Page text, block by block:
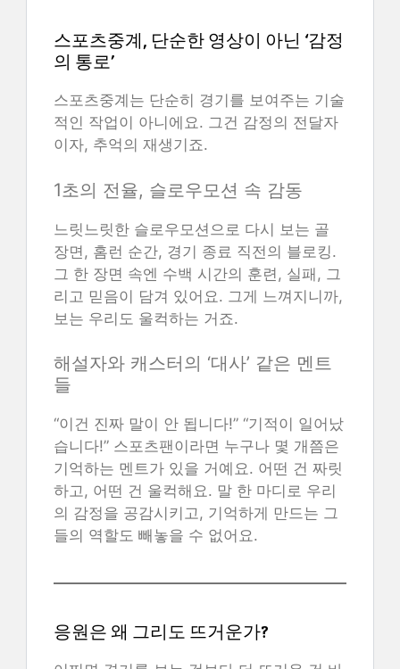
스포츠중계, 단순한 영상이 아닌 ‘감정
의 통로’
스포츠중계는 단순히 경기를 보여주는 기술
적인 작업이 아니에요. 그건 감정의 전달자
이자, 추억의 재생기죠.
1초의 전율, 슬로우모션 속 감동
느릿느릿한 슬로우모션으로 다시 보는 골
장면, 홈런 순간, 경기 종료 직전의 블로킹.
그 한 장면 속엔 수백 시간의 훈련, 실패, 그
리고 믿음이 담겨 있어요. 그게 느껴지니까,
보는 우리도 울컥하는 거죠.
해설자와 캐스터의 ‘대사’ 같은 멘트
들
“이건 진짜 말이 안 됩니다!” “기적이 일어났
습니다!” 스포츠팬이라면 누구나 몇 개쯤은
기억하는 멘트가 있을 거예요. 어떤 건 짜릿
하고, 어떤 건 울컥해요. 말 한 마디로 우리
의 감정을 공감시키고, 기억하게 만드는 그
들의 역할도 빼놓을 수 없어요.
응원은 왜 그리도 뜨거운가?